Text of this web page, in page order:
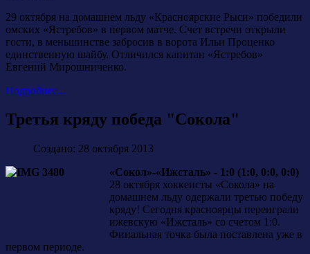
29 октября на домашнем льду «Красноярские Рыси» победили
омских «Ястребов» в первом матче. Счет встречи открыли
гости, в меньшинстве забросив в ворота Ильи Проценко
единственную шайбу. Отличился капитан «Ястребов»
Евгений Мирошниченко.
Подробнее...
Третья кряду победа "Сокола"
Создано: 28 октября 2013
«Сокол»-«Ижсталь» - 1:0 (1:0, 0:0, 0:0)
28 октября хоккеисты «Сокола» на
домашнем льду одержали третью победу
кряду! Сегодня красноярцы переиграли
ижевскую «Ижсталь» со счетом 1:0.
Финальная точка была поставлена уже в
первом периоде.